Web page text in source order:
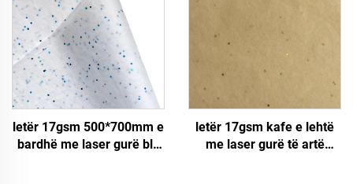
letër 17gsm 500*700mm e
bardhë me laser gurë blu
letër 17gsm kafe e lehtë
me laser gurë të artë